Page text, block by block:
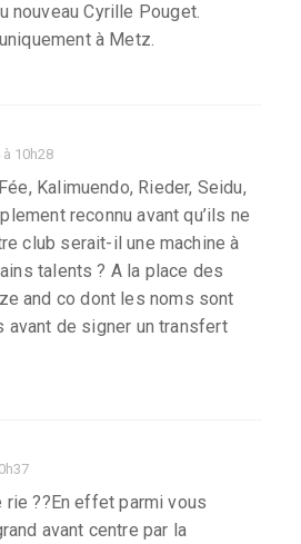
nouveau Cyrille Pouget.
à Metz.
à 10h28
Kalimuendo, Rieder, Seidu,
reconnu avant qu’ils ne
club serait-il une machine à
talents ? A la place des
and co dont les noms sont
avant de signer un transfert
rie ??En effet parmi vous
avant centre par la